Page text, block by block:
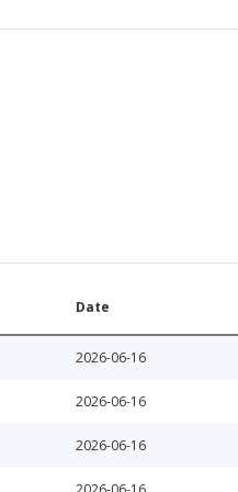
Date
2026-06-16
2026-06-16
2026-06-16